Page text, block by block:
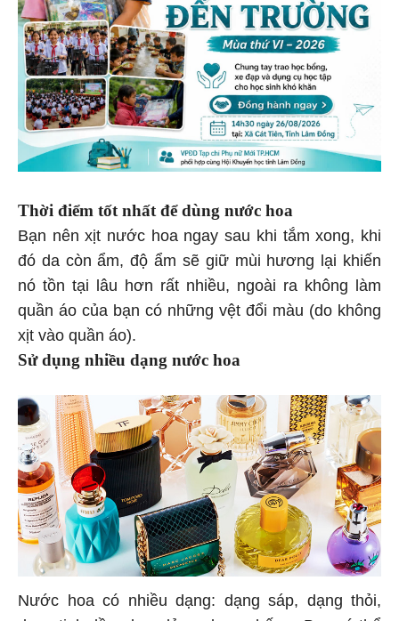
Thời điểm tốt nhất để dùng nước hoa
Bạn nên xịt nước hoa ngay sau khi tắm xong, khi
đó da còn ẩm, độ ẩm sẽ giữ mùi hương lại khiến
nó tồn tại lâu hơn rất nhiều, ngoài ra không làm
quần áo của bạn có những vệt đổi màu (do không
xịt vào quần áo).
Sử dụng nhiều dạng nước hoa
Nước hoa có nhiều dạng: dạng sáp, dạng thỏi,